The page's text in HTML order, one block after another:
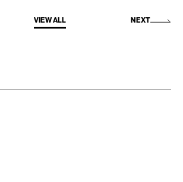
VIEW ALL NEXT